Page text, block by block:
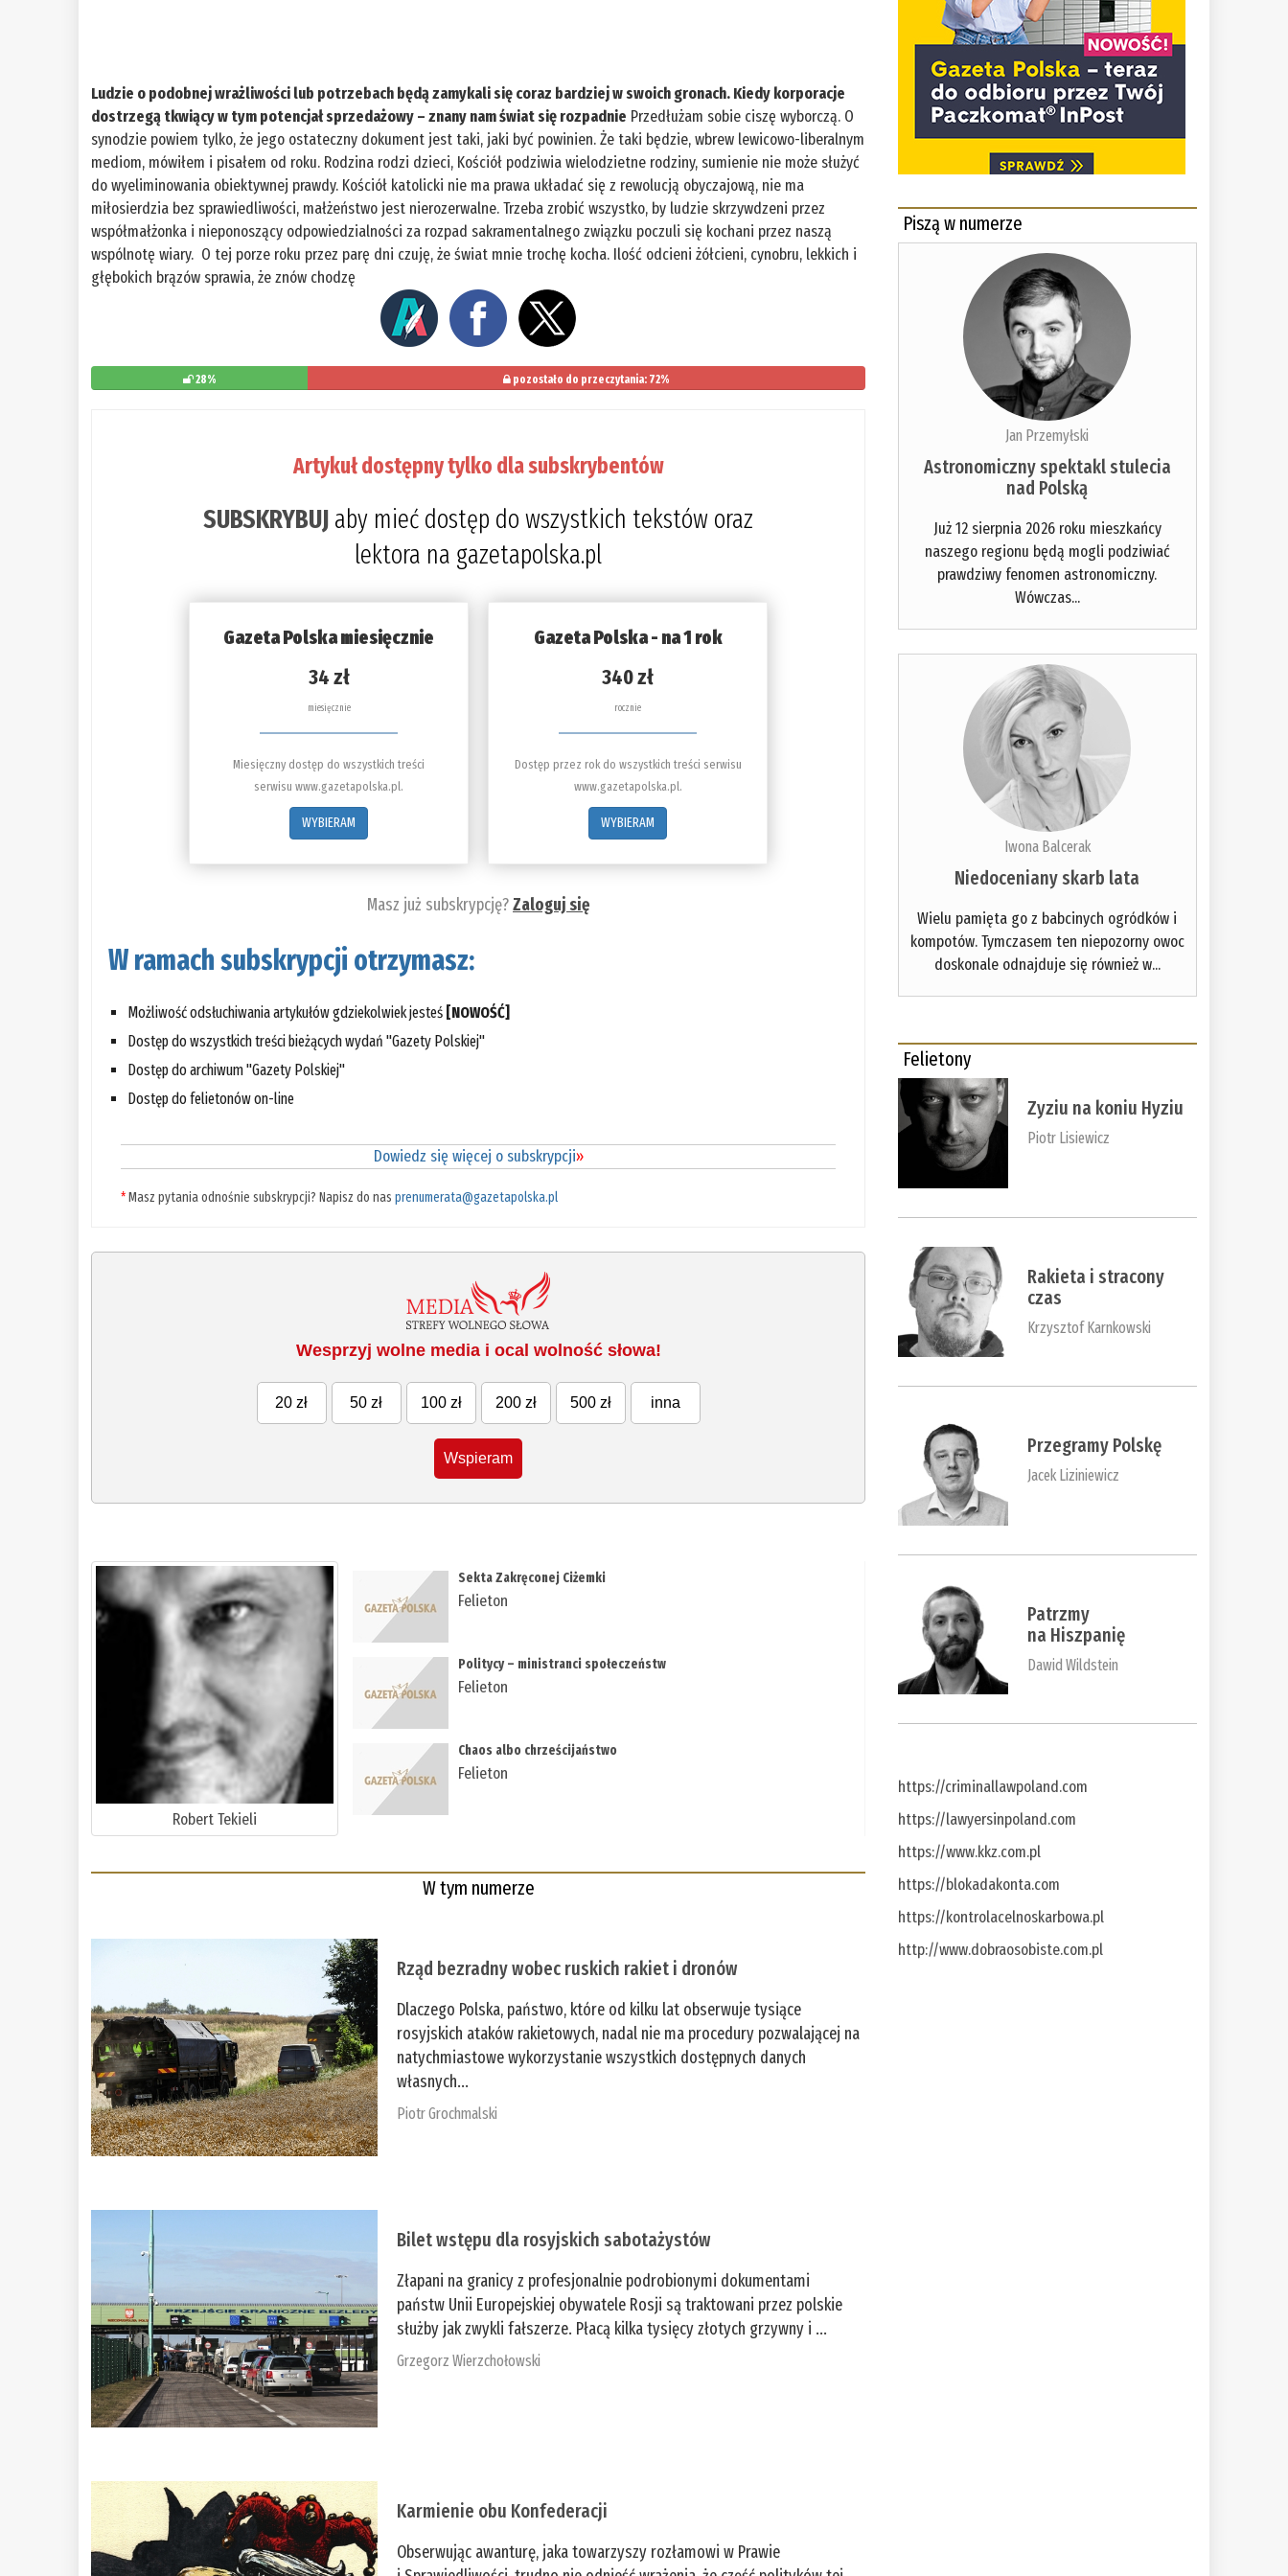
Ludzie o podobnej wrażliwości lub potrzebach będą zamykali się coraz bardziej w swoich gronach. Kiedy korporacje
dostrzegą tkwiący w tym potencjał sprzedażowy – znany nam świat się rozpadnie Przedłużam sobie ciszę wyborczą. O
synodzie powiem tylko, że jego ostateczny dokument jest taki, jaki być powinien. Że taki będzie, wbrew lewicowo-liberalnym
mediom, mówiłem i pisałem od roku. Rodzina rodzi dzieci, Kościół podziwia wielodzietne rodziny, sumienie nie może służyć
do wyeliminowania obiektywnej prawdy. Kościół katolicki nie ma prawa układać się z rewolucją obyczajową, nie ma
miłosierdzia bez sprawiedliwości, małżeństwo jest nierozerwalne. Trzeba zrobić wszystko, by ludzie skrzywdzeni przez
współmałżonka i nieponoszący odpowiedzialności za rozpad sakramentalnego związku poczuli się kochani przez naszą
wspólnotę wiary. O tej porze roku przez parę dni czuję, że świat mnie trochę kocha. Ilość odcieni żółcieni, cynobru, lekkich i
głębokich brązów sprawia, że znów chodzę
28% pozostało do przeczytania: 72%
Artykuł dostępny tylko dla subskrybentów
SUBSKRYBUJ aby mieć dostęp do wszystkich tekstów oraz
lektora na gazetapolska.pl
Gazeta Polska miesięcznie
34 zł
miesięcznie
Miesięczny dostęp do wszystkich treści
serwisu www.gazetapolska.pl.
WYBIERAM
Gazeta Polska - na 1 rok
340 zł
rocznie
Dostęp przez rok do wszystkich treści serwisu
www.gazetapolska.pl.
WYBIERAM
Masz już subskrypcję?Zaloguj się
W ramach subskrypcji otrzymasz:
Możliwość odsłuchiwania artykułów gdziekolwiek jesteś [NOWOŚĆ]
Dostęp do wszystkich treści bieżących wydań "Gazety Polskiej"
Dostęp do archiwum "Gazety Polskiej"
Dostęp do felietonów on-line
Dowiedz się więcej o subskrypcji»
*Masz pytania odnośnie subskrypcji? Napisz do nasprenumerata@gazetapolska.pl
Wesprzyj wolne media i ocal wolność słowa!
20 zł 50 zł 100 zł 200 zł 500 zł inna
Wspieram
Robert Tekieli
Sekta Zakręconej Ciżemki
Felieton
Politycy – ministranci społeczeństw
Felieton
Chaos albo chrześcijaństwo
Felieton
W tym numerze
Rząd bezradny wobec ruskich rakiet i dronów
Dlaczego Polska, państwo, które od kilku lat obserwuje tysiące
rosyjskich ataków rakietowych, nadal nie ma procedury pozwalającej na
natychmiastowe wykorzystanie wszystkich dostępnych danych
własnych...
Piotr Grochmalski
Bilet wstępu dla rosyjskich sabotażystów
Złapani na granicy z profesjonalnie podrobionymi dokumentami
państw Unii Europejskiej obywatele Rosji są traktowani przez polskie
służby jak zwykli fałszerze. Płacą kilka tysięcy złotych grzywny i ...
Grzegorz Wierzchołowski
Karmienie obu Konfederacji
Obserwując awanturę, jaka towarzyszy rozłamowi w Prawie
Piszą w numerze
Jan Przemyłski
Astronomiczny spektakl stulecia
nad Polską
Już 12 sierpnia 2026 roku mieszkańcy
naszego regionu będą mogli podziwiać
prawdziwy fenomen astronomiczny.
Wówczas...
Iwona Balcerak
Niedoceniany skarb lata
Wielu pamięta go z babcinych ogródków i
kompotów. Tymczasem ten niepozorny owoc
doskonale odnajduje się również w...
Felietony
Zyziu na koniu Hyziu
Piotr Lisiewicz
Rakieta i stracony
czas
Krzysztof Karnkowski
Przegramy Polskę
Jacek Liziniewicz
Patrzmy
na Hiszpanię
Dawid Wildstein
https://criminallawpoland.com
https://lawyersinpoland.com
https://www.kkz.com.pl
https://blokadakonta.com
https://kontrolacelnoskarbowa.pl
http://www.dobraosobiste.com.pl